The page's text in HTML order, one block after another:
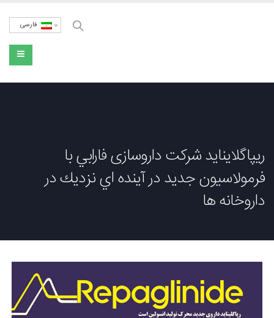
فارسی
ريپاگلاينايد شركت داروسازی فارابي با
فرمولاسيون جديد در آينده اي نزديك در
داروخانه ها